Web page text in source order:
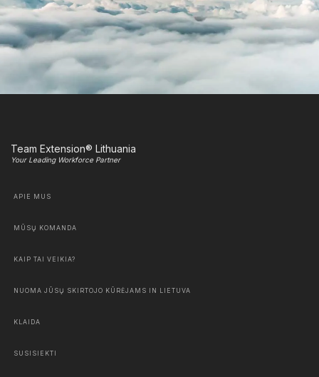
Team Extension® Lithuania
Your Leading Workforce Partner
APIE MUS
MŪSŲ KOMANDA
KAIP TAI VEIKIA?
NUOMA JŪSŲ SKIRTOJO KŪRĖJAMS IN LIETUVA
KLAIDA
SUSISIEKTI